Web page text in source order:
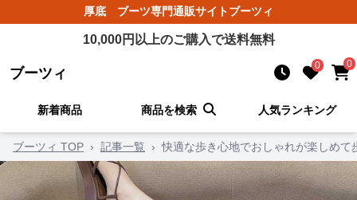
厚底 ブーツ専門通販サイトブーツィ
10,000円以上のご購入で送料無料
ブーツィ 0 0
新着商品 商品を検索 人気ランキング
ブーツィ TOP › 記事一覧 › 快適な歩き心地でおしゃれが楽しめて